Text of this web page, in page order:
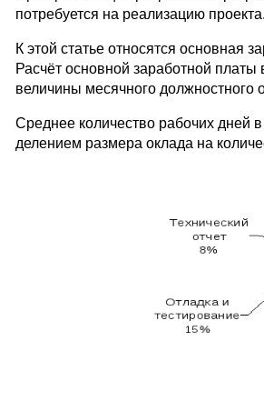
потребуется на реализацию проекта.
К этой статье относятся основная
Расчёт основной заработной
величины месячного должностного
Среднее количество рабочих дней
делением размера оклада на